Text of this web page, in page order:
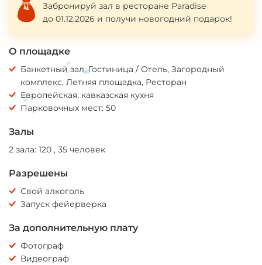
Забронируй зал в ресторане Paradise
до 01.12.2026 и получи новогодний подарок!
О площадке
Банкетный зал, Гостиница / Отель, Загородный
комплекс, Летняя площадка, Ресторан
Европейская, кавказская кухня
Парковочных мест: 50
Залы
2 зала: 120 , 35 человек
Разрешены
Свой алкоголь
Запуск фейерверка
За дополнительную плату
Фотограф
Видеограф
* *
*
*